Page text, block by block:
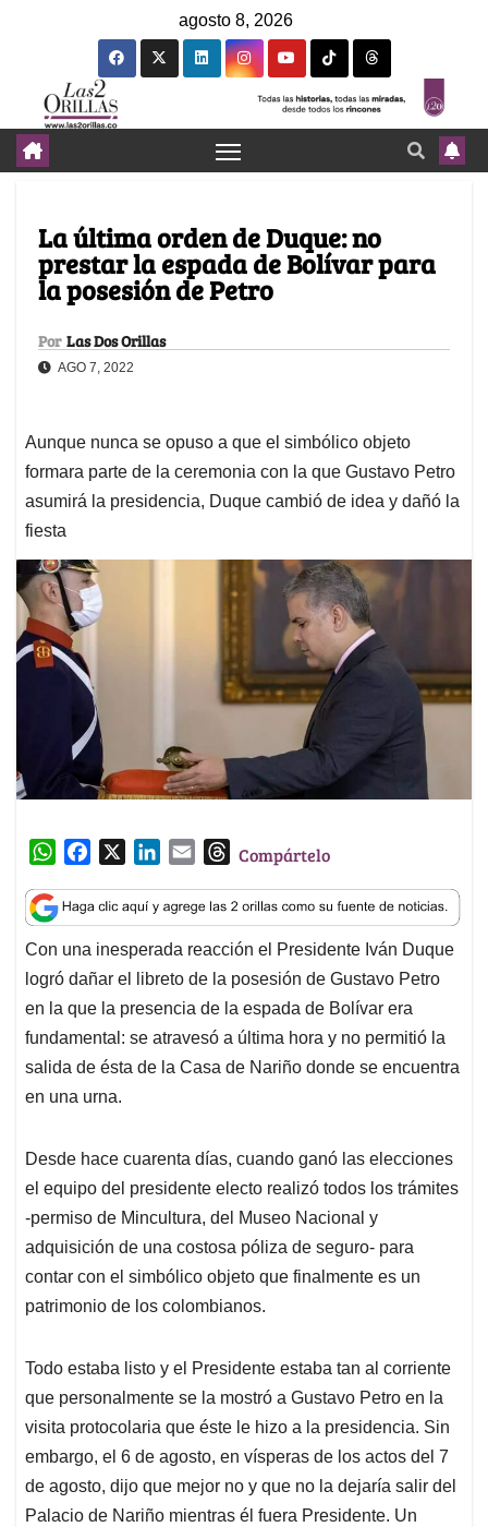
agosto 8, 2026
La última orden de Duque: no
prestar la espada de Bolívar para
la posesión de Petro
Por Las Dos Orillas
AGO 7, 2022
Aunque nunca se opuso a que el simbólico objeto
formara parte de la ceremonia con la que Gustavo Petro
asumirá la presidencia, Duque cambió de idea y dañó la
fiesta
W
a
t
s
A
p
p
c
e
b
o
o
k
n
k
e
d
I
n
a
i
l
T
r
e
a
d
s
Compártelo
Con una inesperada reacción el Presidente Iván Duque
logró dañar el libreto de la posesión de Gustavo Petro
en la que la presencia de la espada de Bolívar era
fundamental: se atravesó a última hora y no permitió la
salida de ésta de la Casa de Nariño donde se encuentra
en una urna.
Desde hace cuarenta días, cuando ganó las elecciones
el equipo del presidente electo realizó todos los trámites
-permiso de Mincultura, del Museo Nacional y
adquisición de una costosa póliza de seguro- para
contar con el simbólico objeto que finalmente es un
patrimonio de los colombianos.
Todo estaba listo y el Presidente estaba tan al corriente
que personalmente se la mostró a Gustavo Petro en la
visita protocolaria que éste le hizo a la presidencia. Sin
embargo, el 6 de agosto, en vísperas de los actos del 7
de agosto, dijo que mejor no y que no la dejaría salir del
Palacio de Nariño mientras él fuera Presidente. Un